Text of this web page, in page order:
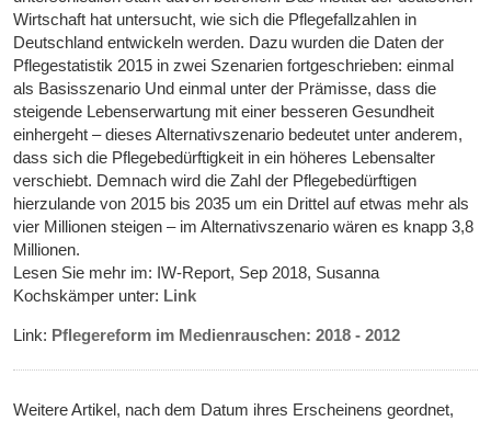
Wirtschaft hat untersucht, wie sich die Pflegefallzahlen in
Deutschland entwickeln werden. Dazu wurden die Daten der
Pflegestatistik 2015 in zwei Szenarien fortgeschrieben: einmal
als Basisszenario Und einmal unter der Prämisse, dass die
steigende Lebenserwartung mit einer besseren Gesundheit
einhergeht – dieses Alternativszenario bedeutet unter anderem,
dass sich die Pflegebedürftigkeit in ein höheres Lebensalter
verschiebt. Demnach wird die Zahl der Pflegebedürftigen
hierzulande von 2015 bis 2035 um ein Drittel auf etwas mehr als
vier Millionen steigen – im Alternativszenario wären es knapp 3,8
Millionen.
Lesen Sie mehr im: IW-Report, Sep 2018, Susanna
Kochskämper unter: Link
Link: Pflegereform im Medienrauschen: 2018 - 2012
Weitere Artikel, nach dem Datum ihres Erscheinens geordnet,